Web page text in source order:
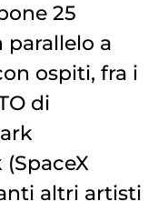
25
parallelo a
ospiti, fra i
di
altri artisti